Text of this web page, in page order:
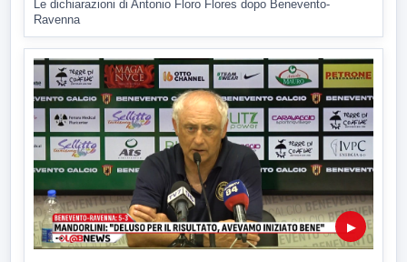
Le dichiarazioni di Antonio Floro Flores dopo Benevento-
Ravenna
▶